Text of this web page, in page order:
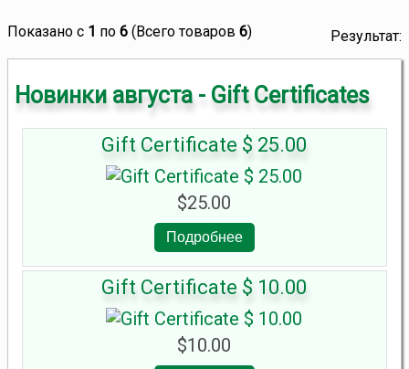
Показано с 1 по 6 (Всего товаров 6) Результат:
Новинки августа - Gift Certificates
Gift Certificate $ 25.00
$25.00
Подробнее
Gift Certificate $ 10.00
$10.00